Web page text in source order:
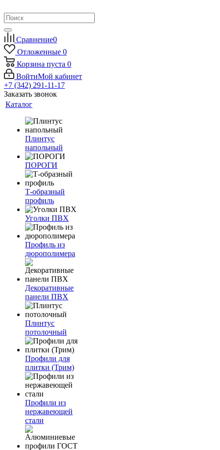
Сравнение0
Отложенные 0
Корзина пуста 0
ВойтиМой кабинет
+7 (342) 291-11-17
Заказать звонок
Каталог
Плинтус
напольный
ПОРОГИ
Т-образный
профиль
Уголки ПВХ
Профиль из
дюрополимера
Декоративные
панели ПВХ
Плинтус
потолочный
Профили для
плитки (Трим)
Профили из
нержавеющей
стали